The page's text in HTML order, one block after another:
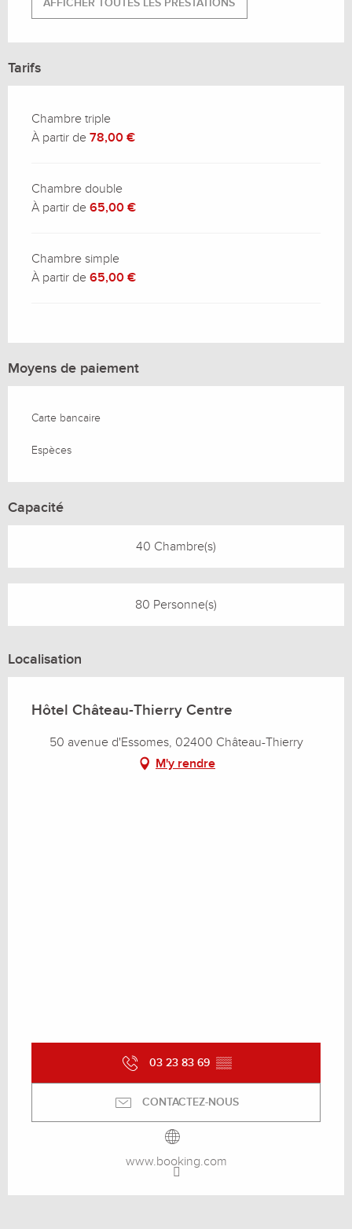
AFFICHER TOUTES LES PRESTATIONS
Tarifs
Chambre triple
À partir de 78,00 €
Chambre double
À partir de 65,00 €
Chambre simple
À partir de 65,00 €
Moyens de paiement
Carte bancaire
Espèces
Capacité
40 Chambre(s)
80 Personne(s)
Localisation
Hôtel Château-Thierry Centre
50 avenue d'Essomes, 02400 Château-Thierry
M'y rendre
03 23 83 69 ▒▒
CONTACTEZ-NOUS
www.booking.com